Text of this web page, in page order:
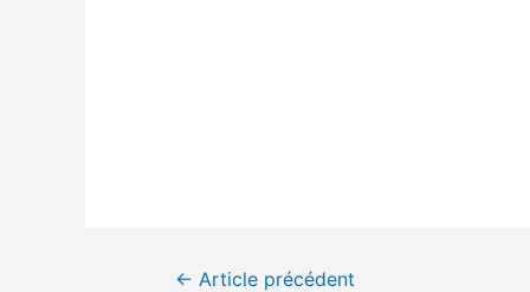
Navigation
← Article précédent